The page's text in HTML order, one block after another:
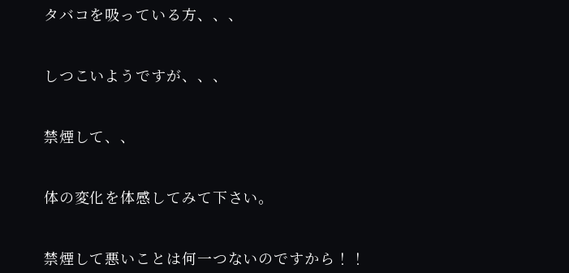
タバコを吸っている方、、、
しつこいようですが、、、
禁煙して、、
体の変化を体感してみて下さい。
禁煙して悪いことは何一つないのですから！！